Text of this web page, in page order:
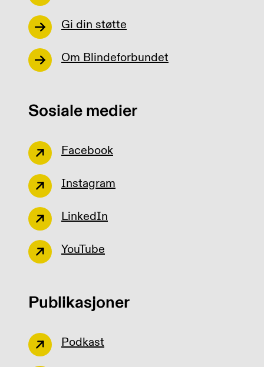
Gi din støtte
Om Blindeforbundet
Sosiale medier
Facebook
Instagram
LinkedIn
YouTube
Publikasjoner
Podkast